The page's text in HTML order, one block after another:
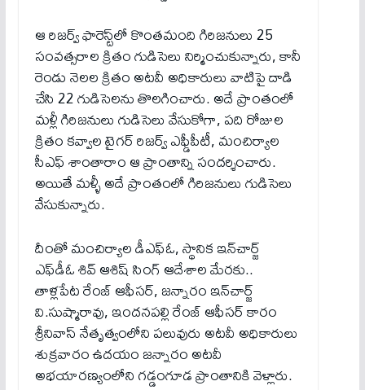
ఆ రిజర్వ్ ఫారెస్ట్‌లో కొంతమంది గిరిజనులు 25
సంవత్సరాల క్రితం గుడిసెలు నిర్మించుకున్నారు, కానీ
రెండు నెలల క్రితం అటవీ అధికారులు వాటిపై దాడి
చేసి 22 గుడిసెలను తొలగించారు. అదే ప్రాంతంలో
మళ్లీ గిరిజనులు గుడిసెలు వేసుకోగా, పది రోజుల
క్రితం కవ్వాల టైగర్ రిజర్వ్ ఎఫ్డీపీటీ, మంచిర్యాల
సీఎఫ్ శాంతారాం ఆ ప్రాంతాన్ని సందర్శించారు.
అయితే మళ్ళీ అదే ప్రాంతంలో గిరిజనులు గుడిసెలు
వేసుకున్నారు.
దీంతో మంచిర్యాల డీఎఫ్‌ఓ, స్థానిక ఇన్‌చార్జ్
ఎఫ్‌డీఓ శివ్ ఆశిష్ సింగ్ ఆదేశాల మేరకు..
తాళ్లపేట రేంజ్ ఆఫీసర్, జన్నారం ఇన్‌చార్జ్
వి.సుష్మారావు, ఇందనపల్లి రేంజ్ ఆఫీసర్ కారం
శ్రీనివాస్ నేతృత్వంలోని పలువురు అటవీ అధికారులు
శుక్రవారం ఉదయం జన్నారం అటవీ
అభయారణ్యంలోని గడ్డంగూడ ప్రాంతానికి వెళ్లారు.